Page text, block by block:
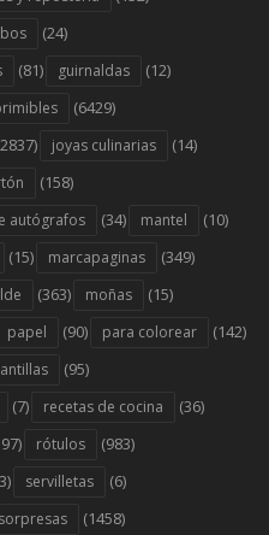
(24)
(81) guirnaldas (12)
(6429)
joyas culinarias (14)
(158)
autógrafos (34) mantel (10)
(15) marcapaginas (349)
(363) moñas (15)
papel (90) para colorear (142)
(95)
(7) recetas de cocina (36)
rótulos (983)
servilletas (6)
sorpresas (1458)